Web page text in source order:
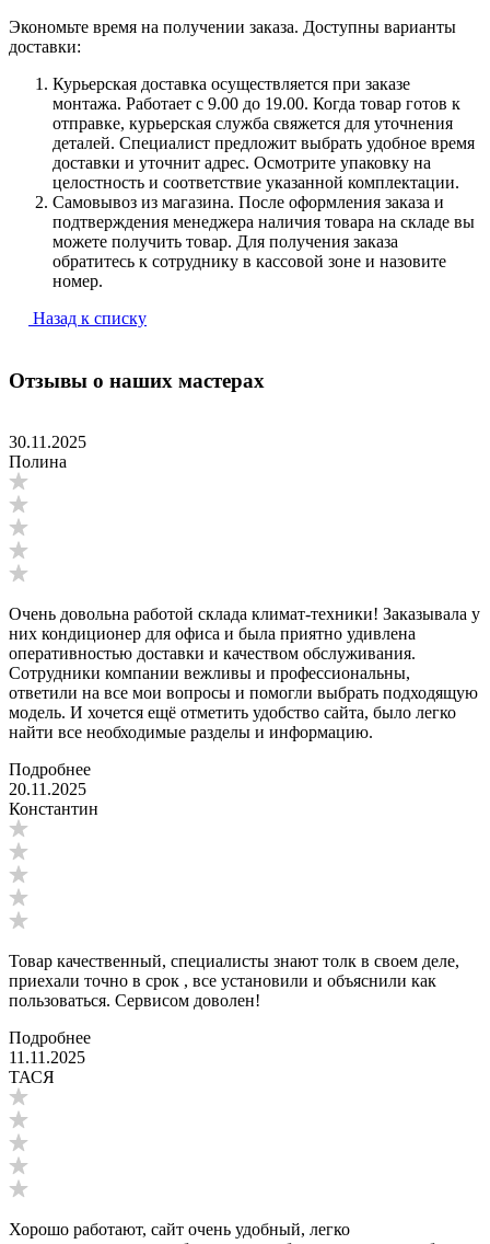
Экономьте время на получении заказа. Доступны варианты
доставки:
Курьерская доставка осуществляется при заказе
монтажа. Работает с 9.00 до 19.00. Когда товар готов к
отправке, курьерская служба свяжется для уточнения
деталей. Специалист предложит выбрать удобное время
доставки и уточнит адрес. Осмотрите упаковку на
целостность и соответствие указанной комплектации.
Самовывоз из магазина. После оформления заказа и
подтверждения менеджера наличия товара на складе вы
можете получить товар. Для получения заказа
обратитесь к сотруднику в кассовой зоне и назовите
номер.
Назад к списку
Отзывы о наших мастерах
30.11.2025
Полина
Очень довольна работой склада климат-техники! Заказывала у
них кондиционер для офиса и была приятно удивлена
оперативностью доставки и качеством обслуживания.
Сотрудники компании вежливы и профессиональны,
ответили на все мои вопросы и помогли выбрать подходящую
модель. И хочется ещё отметить удобство сайта, было легко
найти все необходимые разделы и информацию.
Подробнее
20.11.2025
Константин
Товар качественный, специалисты знают толк в своем деле,
приехали точно в срок , все установили и объяснили как
пользоваться. Сервисом доволен!
Подробнее
11.11.2025
ТАСЯ
Хорошо работают, сайт очень удобный, легко